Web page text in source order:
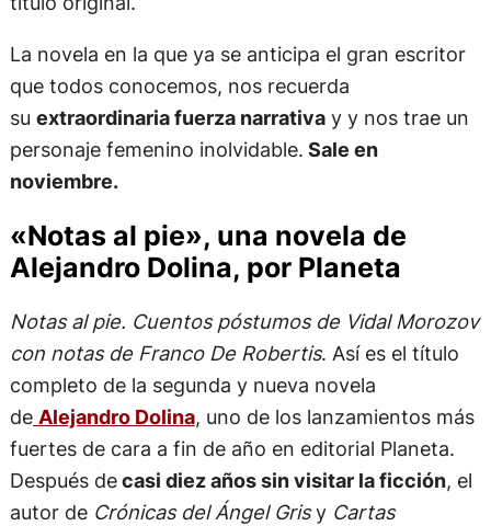
La novela en la que ya se anticipa el gran escritor
que todos conocemos, nos recuerda
su extraordinaria fuerza narrativay y nos trae un
personaje femenino inolvidable. Sale en
noviembre.
«Notas al pie», una novela de
Alejandro Dolina, por Planeta
Notas al pie. Cuentos póstumos de Vidal Morozov
con notas de Franco De Robertis. Así es el título
completo de la segunda y nueva novela
de Alejandro Dolina, uno de los lanzamientos más
fuertes de cara a fin de año en editorial Planeta.
Después decasi diez años sin visitar la ficción, el
autor deCrónicas del Ángel GrisyCartas